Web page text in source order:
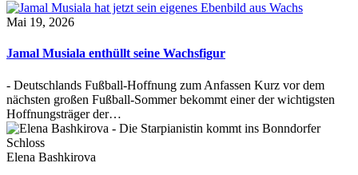
Mai 19, 2026
Jamal Musiala enthüllt seine Wachsfigur
- Deutschlands Fußball-Hoffnung zum Anfassen Kurz vor dem
nächsten großen Fußball-Sommer bekommt einer der wichtigsten
Hoffnungsträger der…
Elena Bashkirova